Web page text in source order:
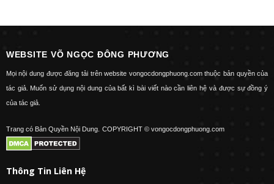
WEBSITE VÕ NGỌC ĐÔNG PHƯƠNG
Mọi nội dung được đăng tải trên website vongocdongphuong.com thuộc bản quyền của
tác giả. Muốn sử dụng nội dung của bất kì bài viết nào cần liên hệ và được sự đồng ý
của tác giả.
Trang có Bản Quyền Nội Dung. COPYRIGHT © vongocdongphuong.com
Thông Tin Liên Hệ